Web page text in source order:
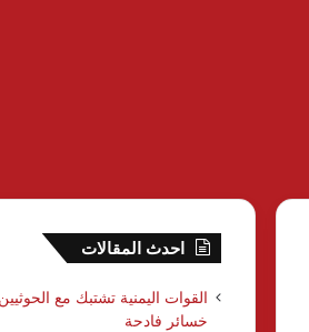
احدث المقالات
القوات اليمنية تشتبك مع
خسائر فادحة